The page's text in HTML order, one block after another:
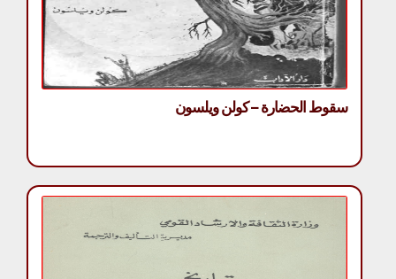
سقوط الحضارة – كولن ويلسون